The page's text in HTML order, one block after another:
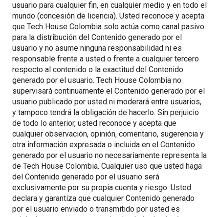
usuario para cualquier fin, en cualquier medio y en todo el
mundo (concesión de licencia). Usted reconoce y acepta
que Tech House Colombia solo actúa como canal pasivo
para la distribución del Contenido generado por el
usuario y no asume ninguna responsabilidad ni es
responsable frente a usted o frente a cualquier tercero
respecto al contenido o la exactitud del Contenido
generado por el usuario. Tech House Colombia no
supervisará continuamente el Contenido generado por el
usuario publicado por usted ni moderará entre usuarios,
y tampoco tendrá la obligación de hacerlo. Sin perjuicio
de todo lo anterior, usted reconoce y acepta que
cualquier observación, opinión, comentario, sugerencia y
otra información expresada o incluida en el Contenido
generado por el usuario no necesariamente representa la
de Tech House Colombia. Cualquier uso que usted haga
del Contenido generado por el usuario será
exclusivamente por su propia cuenta y riesgo. Usted
declara y garantiza que cualquier Contenido generado
por el usuario enviado o transmitido por usted es